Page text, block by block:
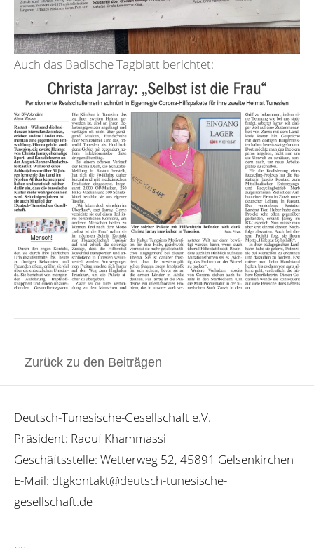
Auch das Badische Tagblatt berichtet:
Zurück zu den Beiträgen
Deutsch-Tunesische-Gesellschaft e.V.
Präsident: Raouf Khammassi
Geschäftsstelle: Wetterweg 52, 45891 Gelsenkirchen
E-Mail: dtgkontakt@deutsch-tunesische-
gesellschaft.de